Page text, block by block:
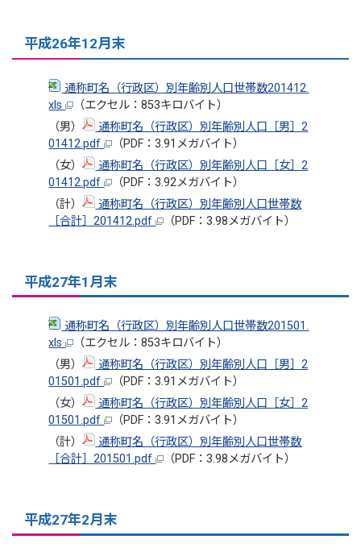
平成26年12月末
通称町名（行政区）別年齢別人口世帯数201412.
xls
（エクセル：853キロバイト）
（男）
通称町名（行政区）別年齢別人口［男］2
01412.pdf
（PDF：3.91メガバイト）
（女）
通称町名（行政区）別年齢別人口［女］2
01412.pdf
（PDF：3.92メガバイト）
（計）
通称町名（行政区）別年齢別人口世帯数
［合計］201412.pdf
（PDF：3.98メガバイト）
平成27年1月末
通称町名（行政区）別年齢別人口世帯数201501.
xls
（エクセル：853キロバイト）
（男）
通称町名（行政区）別年齢別人口［男］2
01501.pdf
（PDF：3.91メガバイト）
（女）
通称町名（行政区）別年齢別人口［女］2
01501.pdf
（PDF：3.91メガバイト）
（計）
通称町名（行政区）別年齢別人口世帯数
［合計］201501.pdf
（PDF：3.98メガバイト）
平成27年2月末